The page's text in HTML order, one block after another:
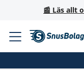
📰 Läs allt